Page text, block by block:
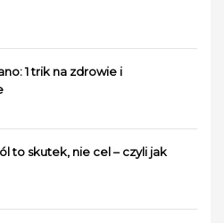
1 trik na zdrowie i
to skutek, nie cel – czyli jak